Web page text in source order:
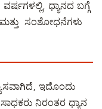
ಧ್ಯಾನದ ಬಗ್ಗೆ
ಮತ್ತು ಸಂಶೋಧನೆಗಳು
ಇದೊಂದು
ನಿರಂತರ ಧ್ಯಾನ